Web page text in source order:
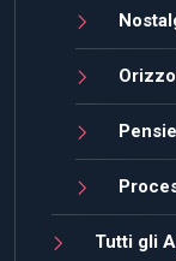
Tutti gli